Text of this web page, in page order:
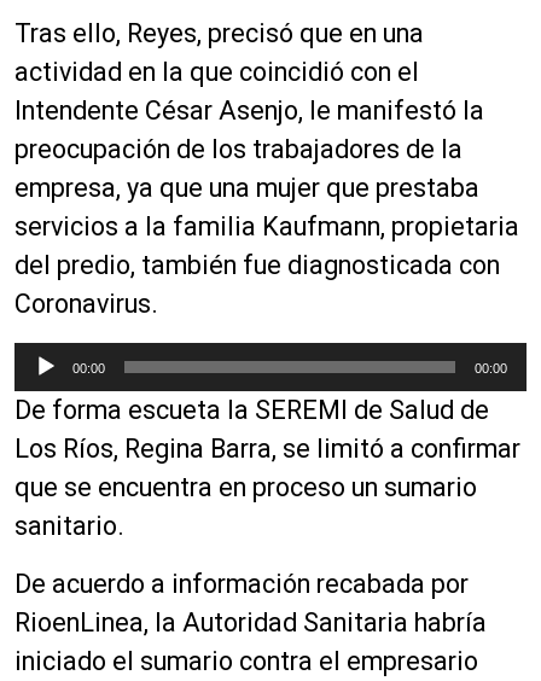
Tras ello, Reyes, precisó que en una
actividad en la que coincidió con el
Intendente César Asenjo, le manifestó la
preocupación de los trabajadores de la
empresa, ya que una mujer que prestaba
servicios a la familia Kaufmann, propietaria
del predio, también fue diagnosticada con
Coronavirus.
e
p
r
d
u
t
o
r
d
00:00 00:00
De forma escueta la SEREMI de Salud de
Los Ríos, Regina Barra, se limitó a confirmar
que se encuentra en proceso un sumario
sanitario.
De acuerdo a información recabada por
RioenLinea, la Autoridad Sanitaria habría
iniciado el sumario contra el empresario